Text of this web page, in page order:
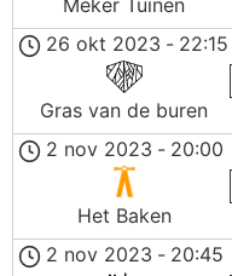
Meker Tuinen
26 okt 2023 - 22:15
Gras van de buren
2 nov 2023 - 20:00
Het Baken
2 nov 2023 - 20:45